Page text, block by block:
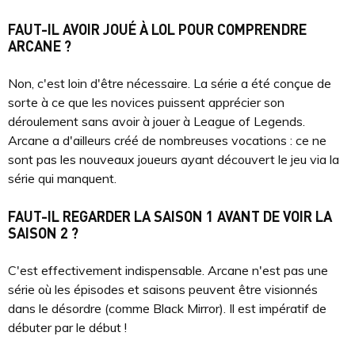
FAUT-IL AVOIR JOUÉ À LOL POUR COMPRENDRE
ARCANE ?
Non, c'est loin d'être nécessaire. La série a été conçue de
sorte à ce que les novices puissent apprécier son
déroulement sans avoir à jouer à League of Legends.
Arcane a d'ailleurs créé de nombreuses vocations : ce ne
sont pas les nouveaux joueurs ayant découvert le jeu via la
série qui manquent.
FAUT-IL REGARDER LA SAISON 1 AVANT DE VOIR LA
SAISON 2 ?
C'est effectivement indispensable. Arcane n'est pas une
série où les épisodes et saisons peuvent être visionnés
dans le désordre (comme Black Mirror). Il est impératif de
débuter par le début !